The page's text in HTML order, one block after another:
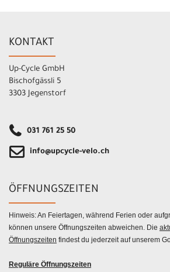
KONTAKT
Up-Cycle GmbH
Bischofgässli 5
3303 Jegenstorf
031 761 25 50
info@upcycle-velo.ch
ÖFFNUNGSZEITEN
Hinweis: An Feiertagen, während Ferien oder
können unsere Öffnungszeiten abweichen. Die
Öffnungszeiten findest du jederzeit auf unserem
Reguläre Öffnungszeiten